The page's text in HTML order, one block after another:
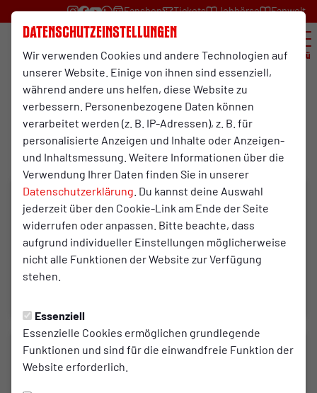
Datenschutzeinstellungen
Wir verwenden Cookies und andere Technologien auf
unserer Website. Einige von ihnen sind essenziell,
während andere uns helfen, diese Website zu
verbessern. Personenbezogene Daten können
verarbeitet werden (z. B. IP-Adressen), z. B. für
personalisierte Anzeigen und Inhalte oder Anzeigen-
und Inhaltsmessung. Weitere Informationen über die
Verwendung Ihrer Daten finden Sie in unserer
Datenschutzerklärung . Du kannst deine Auswahl
jederzeit über den Cookie-Link am Ende der Seite
widerrufen oder anpassen. Bitte beachte, dass
aufgrund individueller Einstellungen möglicherweise
nicht alle Funktionen der Website zur Verfügung
stehen.
Essenziell
Essenzielle Cookies ermöglichen grundlegende
Funktionen und sind für die einwandfreie Funktion der
Website erforderlich.
Fanshop Tickets Jobbörse Fanwelt
Menü
Profis
21.05.2026 09:24 Uhr
Fotoalbum: 1.FC Bocholt - RWO